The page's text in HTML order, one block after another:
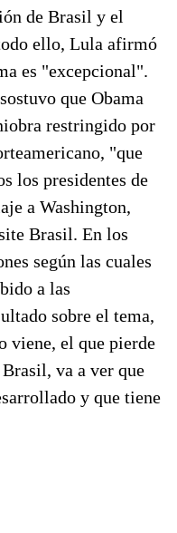
de Brasil y el
ello, Lula afirmó
es "excepcional".
que Obama
restringido por
"que
los presidentes de
a Washington,
Brasil. En los
según las cuales
a las
sobre el tema,
viene, el que pierde
va a ver que
y que tiene